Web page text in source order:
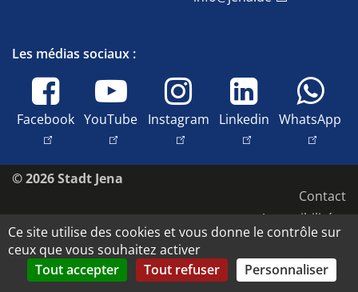
Les médias sociaux :
Facebook YouTube Instagram Linkedin WhatsApp
© 2026 Stadt Jena
Contact
Accessibilité
Protection des données
Mentions légales
Copyright et droits d'image
Ce site utilise des cookies et vous donne le contrôle sur
ceux que vous souhaitez activer
Tout accepter
Tout refuser Personnaliser